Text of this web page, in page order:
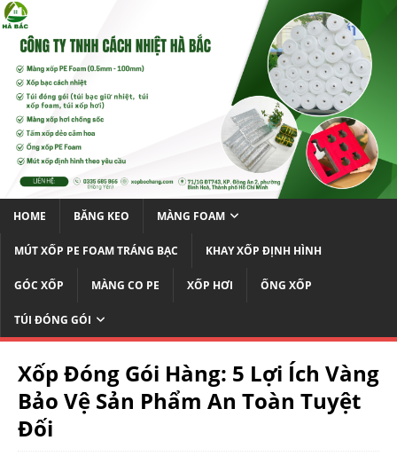
HOME BĂNG KEO MÀNG FOAM
MÚT XỐP PE FOAM TRÁNG BẠC KHAY XỐP ĐỊNH HÌNH
GÓC XỐP MÀNG CO PE XỐP HƠI ỐNG XỐP
TÚI ĐÓNG GÓI
Xốp Đóng Gói Hàng: 5 Lợi Ích Vàng
Bảo Vệ Sản Phẩm An Toàn Tuyệt
Đối